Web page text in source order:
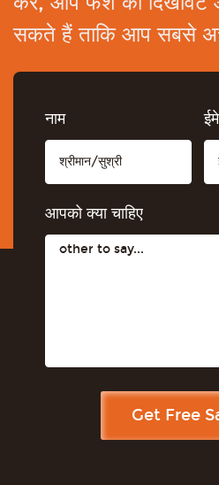
सकते हैं ताकि आप सबसे
नाम
आपको क्या चाहिए